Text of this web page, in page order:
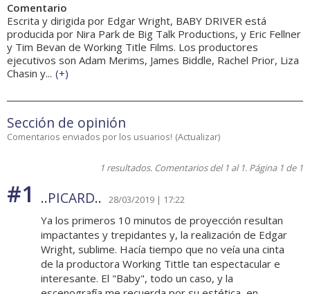
Comentario
Escrita y dirigida por Edgar Wright, BABY DRIVER está
producida por Nira Park de Big Talk Productions, y Eric Fellner
y Tim Bevan de Working Title Films. Los productores
ejecutivos son Adam Merims, James Biddle, Rachel Prior, Liza
Chasin y... (+)
Sección de opinión
Comentarios enviados por los usuarios! (Actualizar)
1 resultados. Comentarios del 1 al 1. Página 1 de 1
#1 ..PICARD.. 28/03/2019 | 17:22
Ya los primeros 10 minutos de proyección resultan
impactantes y trepidantes y, la realización de Edgar
Wright, sublime. Hacía tiempo que no veía una cinta
de la productora Working Tittle tan espectacular e
interesante. El "Baby", todo un caso, y la